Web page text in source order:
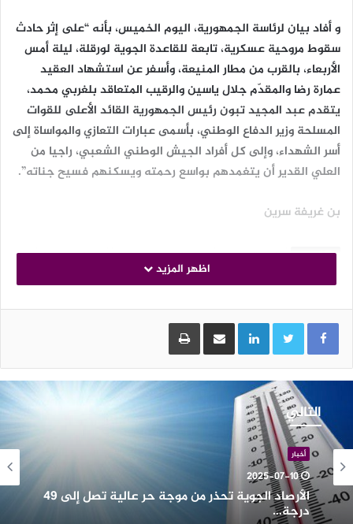
و أفاد بيان لرئاسة الجمهورية، اليوم الخميس، بأنه “على إثر حادث
سقوط مروحية عسكرية، تابعة للقاعدة الجوية لورقلة، ليلة أمس
الأربعاء، بالقرب من مطار المنيعة، وأسفر عن استشهاد العقيد
عمارة رضا والمقدّم جلال ياسين والرقيب المتعاقد بلغربي محمد،
يتقدم عبد المجيد تبون رئيس الجمهورية القائد الأعلى للقوات
المسلحة وزير الدفاع الوطني، بأسمى عبارات التعازي والمواساة إلى
أسر الشهداء، وإلى كل أفراد الجيش الوطني الشعبي، راجيا من
العلي القدير أن يتغمدهم بواسع رحمته ويسكنهم فسيح جناته”.
بن غريفة سرين
الوسوم رئيس الجمهورية سقوط مروحية عسكرية
عبد المجيد تبون
اظهر المزيد
LinkedInمشاركة عبر البريد طباعة
التالي
موجة
حر
عالية
تصل
أخبار
2025-07-10
الأرصاد الجوية تحذر من موجة حر عالية تصل إلى 49
درجة…